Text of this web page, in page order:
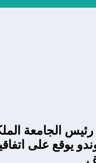
رئيس الجامعة
يوقع على
.